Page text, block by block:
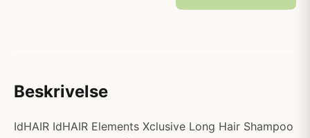
Beskrivelse
IdHAIR IdHAIR Elements Xclusive Long Hair Shampoo